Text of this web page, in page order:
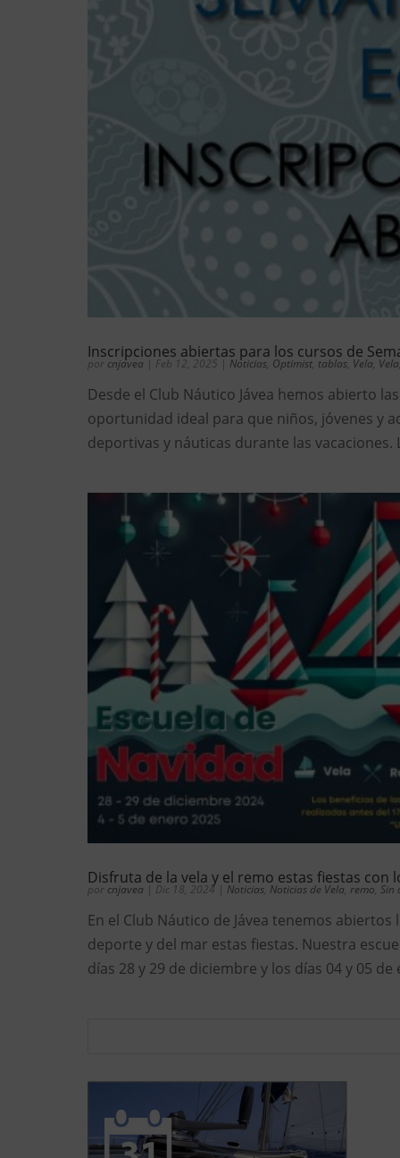
Inscripciones abiertas para los cursos de
por cnjavea | Feb 12, 2025 | Noticias Optimist tablas Vela Vela
Desde el Club Náutico Jávea hemos abierto
oportunidad ideal para que niños, jóvenes y
deportivas y náuticas durante las vacaciones.
Disfruta de la vela y el remo estas fiestas con
por cnjavea | Dic 18, 2024 | Noticias Noticias de Vela remo Sin
En el Club Náutico de Jávea tenemos
deporte y del mar estas fiestas. Nuestra
días 28 y 29 de diciembre y los días 04 y 05 de